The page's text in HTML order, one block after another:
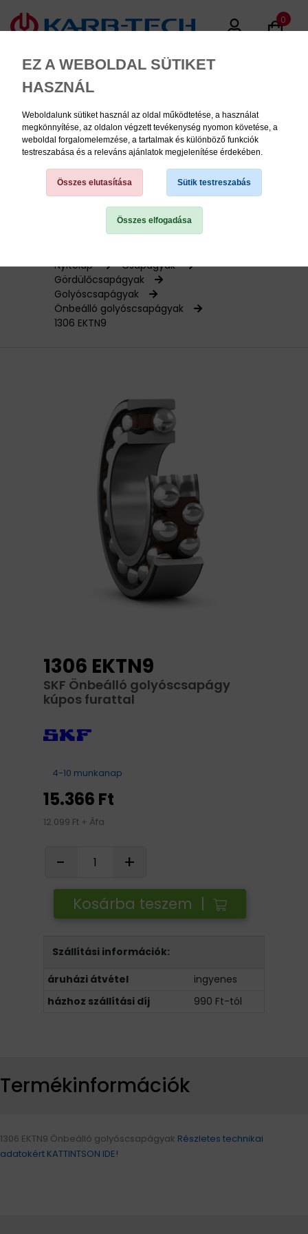
EZ A WEBOLDAL SÜTIKET
HASZNÁL
Weboldalunk sütiket használ az oldal működtetése, a használat
megkönnyítése, az oldalon végzett tevékenység nyomon követése, a
weboldal forgalomelemzése, a tartalmak és különböző funkciók
testreszabása és a releváns ajánlatok megjelenítése érdekében.
Összes elutasítása Sütik testreszabás
Összes elfogadása
0
MENU
KÉZISZERSZÁMOK
HAJTÁSTECHNIKA
VÁSÁRLÁSI INFORMÁCIÓK
Termékinformációk
Nyitólap
Csapágyak
Gördülőcsapágyak
Golyóscsapágyak
Önbeálló golyóscsapágyak
1306 EKTN9
1306 EKTN9
SKF Önbeálló golyóscsapágy
kúpos furattal
4-10 munkanap
15.366 Ft
12.099 Ft + Áfa
- +
Kosárba teszem |
Szállítási információk:
áruházi átvétel
ingyenes
házhoz szállítási díj
990 Ft-tól
Termékinformációk
1306 EKTN9 Önbeálló golyóscsapágyak Részletes technikai
adatokért KATTINTSON IDE!